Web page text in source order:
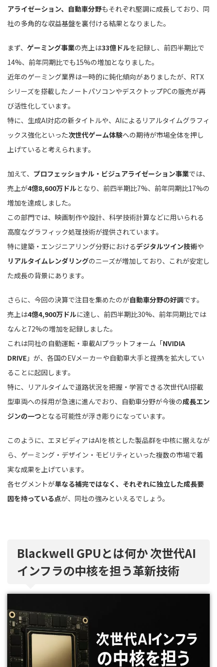
アライゼーション、自動車分野もそれぞれ堅調に成長しており、同
社の多角的な収益基盤を裏付ける結果となりました。
まず、 ゲーミング事業の売上は33億ドルを記録し、前四半期比で
14%、前年同期比でも15%の増加となりました。
近年のゲーミング業界は一時的に鈍化傾向がありましたが、RTX
シリーズを搭載したノートパソコンやデスクトップPCの販売が再
び活性化しています。
特に、生成AI対応の新タイトルや、AIによるリアルタイムグラフィ
ックス強化といった次世代ゲーム体験への期待が市場全体を押し
上げていると考えられます。
加えて、 プロフェッショナル・ビジュアライゼーション事業では、
売上が4億8,600万ドルとなり、前四半期比7%、前年同期比17%の
増加を達成しました。
この部門では、映画制作や設計、科学技術計算などに用いられる
高度なグラフィック処理技術が提供されています。
特に建築・エンジニアリング分野におけるデジタルツイン技術や
リアルタイムレンダリングのニーズが増加しており、これが安定し
た成長の背景にあります。
さらに、今回の決算で注目を集めたのが自動車分野の好調です。
売上は4億4,900万ドルに達し、前四半期比30%、前年同期比では
なんと72%の増加を記録しました。
これは同社の自動運転・車載AIプラットフォーム「NVIDIA
DRIVE 」が、各国のEVメーカーや自動車大手と提携を拡大してい
ることに起因します。
特に、リアルタイムで道路状況を把握・学習できる次世代AI搭載
型車両への採用が急速に進んでおり、自動車分野が今後の成長エン
ジンの一つとなる可能性が浮き彫りになっています。
このように、エヌビディアはAIを核とした製品群を中核に据えなが
ら、ゲーミング・デザイン・モビリティといった複数の市場で着
実な成果を上げています。
各セグメントが単なる補完ではなく、それぞれに独立した成長要
因を持っている点が、同社の強みといえるでしょう。
Blackwell GPUとは何か 次世代AI
インフラの中核を担う革新技術